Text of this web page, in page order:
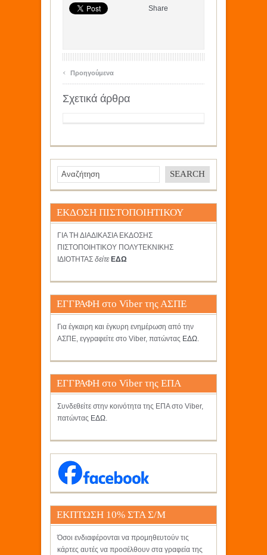
Share
‹ Προηγούμενα
Σχετικά άρθρα
ΕΚΔΟΣΗ ΠΙΣΤΟΠΟΙΗΤΙΚΟΥ
ΓΙΑ ΤΗ ΔΙΑΔΙΚΑΣΙΑ ΕΚΔΟΣΗΣ
ΠΙΣΤΟΠΟΙΗΤΙΚΟΥ ΠΟΛΥΤΕΚΝΙΚΗΣ
ΙΔΙΟΤΗΤΑΣ δείτε ΕΔΩ
ΕΓΓΡΑΦΗ στο Viber της ΑΣΠΕ
Για έγκαιρη και έγκυρη ενημέρωση από την
ΑΣΠΕ, εγγραφείτε στο Viber, πατώντας ΕΔΩ.
ΕΓΓΡΑΦΗ στο Viber της ΕΠΑ
Συνδεθείτε στην κοινότητα της ΕΠΑ στο Viber,
πατώντας ΕΔΩ.
ΕΚΠΤΩΣΗ 10% ΣΤΑ Σ/Μ
ΚΡΗΤΙΚΟΣ
Όσοι ενδιαφέρονται να προμηθευτούν τις
κάρτες αυτές να προσέλθουν στα γραφεία της